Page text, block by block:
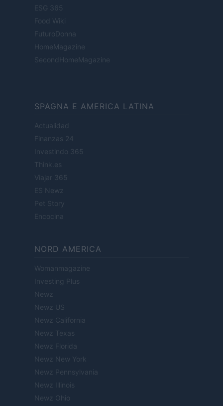
ESG 365
Food Wiki
FuturoDonna
HomeMagazine
SecondHomeMagazine
SPAGNA E AMERICA LATINA
Actualidad
Finanzas 24
Investindo 365
Think.es
Viajar 365
ES Newz
Pet Story
Encocina
NORD AMERICA
Womanmagazine
Investing Plus
Newz
Newz US
Newz California
Newz Texas
Newz Florida
Newz New York
Newz Pennsylvania
Newz Illinois
Newz Ohio